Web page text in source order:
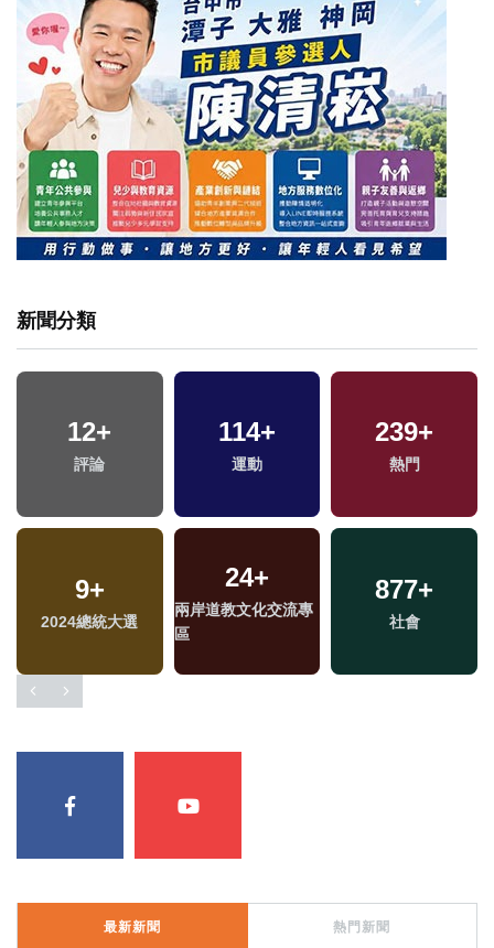
新聞分類
12+
評論
114+
運動
239+
熱門
9+
2024總統大選
24+
兩岸道教文化交流專
區
877+
社會
9+
海峽論壇專區
6+
綜藝
1+
兩岸藝苑天地
703+
政治
1046+
生活
319+
財經及消費
最新新聞 熱門新聞